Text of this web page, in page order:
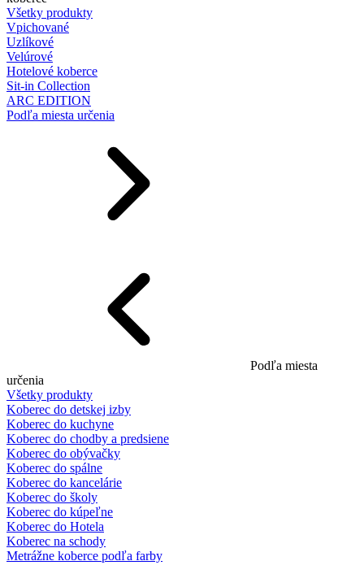
Všetky produkty
Vpichované
Uzlíkové
Velúrové
Hotelové koberce
Sit-in Collection
ARC EDITION
Podľa miesta určenia
Podľa miesta
určenia
Všetky produkty
Koberec do detskej izby
Koberec do kuchyne
Koberec do chodby a predsiene
Koberec do obývačky
Koberec do spálne
Koberec do kancelárie
Koberec do školy
Koberec do kúpeľne
Koberec do Hotela
Koberec na schody
Metrážne koberce podľa farby